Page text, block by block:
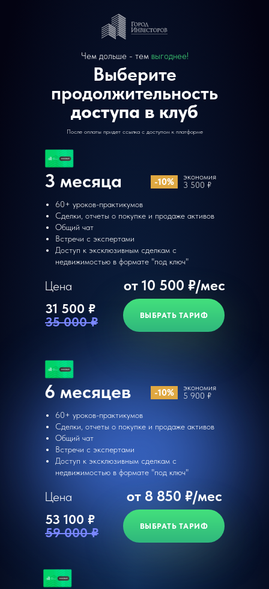
ВЫБРАТЬ ТАРИФ
3 месяца
Цена
31 500 ₽
35 000 ₽
экономия
3 500 ₽
от 10 500 ₽/мес
-10%
60+ уроков-практикумов
Сделки, отчеты о покупке и продаже активов
Общий чат
Встречи с экспертами
Доступ к эксклюзивным сделкам с
недвижимостью в формате "под ключ"
ВЫБРАТЬ ТАРИФ
6 месяцев
Цена
53 100 ₽
59 000 ₽
экономия
5 900 ₽
от 8 850 ₽/мес
-10%
60+ уроков-практикумов
Сделки, отчеты о покупке и продаже активов
Общий чат
Встречи с экспертами
Доступ к эксклюзивным сделкам с
недвижимостью в формате "под ключ"
Чем дольше - тем выгоднее!
Выберите
продолжительность
доступа в клуб
После оплаты придет ссылка с доступом к платформе